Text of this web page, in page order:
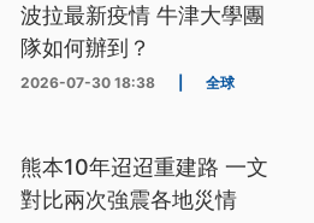
波拉最新疫情 牛津大學團
隊如何辦到？
2026-07-30 18:38 全球
熊本10年迢迢重建路 一文
對比兩次強震各地災情